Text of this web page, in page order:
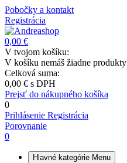
Pobočky a kontakt
Registrácia
0,00 €
V tvojom košíku:
V košíku nemáš žiadne produkty
Celková suma:
0,00 € s DPH
Prejsť do nákupného košíka
0
Prihlásenie Registrácia
Porovnanie
0
Hlavné kategórie Menu